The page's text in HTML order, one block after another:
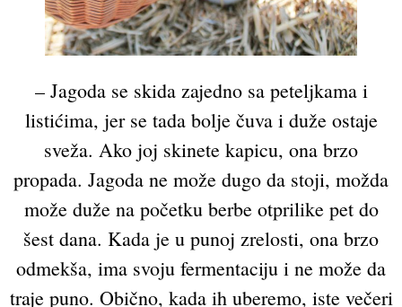
– Jagoda se skida zajedno sa peteljkama i
listićima, jer se tada bolje čuva i duže ostaje
sveža. Ako joj skinete kapicu, ona brzo
propada. Jagoda ne može dugo da stoji, možda
može duže na početku berbe otprilike pet do
šest dana. Kada je u punoj zrelosti, ona brzo
odmekša, ima svoju fermentaciju i ne može da
traje puno. Obično, kada ih uberemo, iste večeri